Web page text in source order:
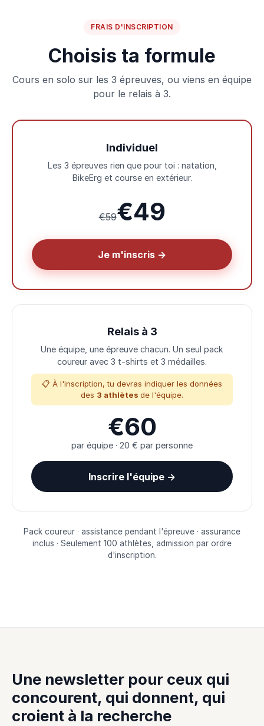
FRAIS D'INSCRIPTION
Choisis ta formule
Cours en solo sur les 3 épreuves, ou viens en équipe
pour le relais à 3.
Individuel
Les 3 épreuves rien que pour toi : natation,
BikeErg et course en extérieur.
€59€49
Je m'inscris →
Relais à 3
Une équipe, une épreuve chacun. Un seul pack
coureur avec 3 t-shirts et 3 médailles.
📋 À l'inscription, tu devras indiquer les données
des 3 athlètes de l'équipe.
€60
par équipe · 20 € par personne
Inscrire l'équipe →
Pack coureur · assistance pendant l'épreuve · assurance
inclus · Seulement 100 athlètes, admission par ordre
d'inscription.
Une newsletter pour ceux qui
concourent, qui donnent, qui
croient à la recherche